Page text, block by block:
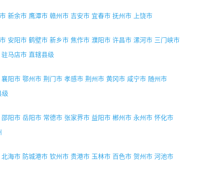
新余市 鹰潭市 赣州市 吉安市 宜春市 抚州市
上饶市
安阳市 鹤壁市 新乡市 焦作市 濮阳市 许昌市 漯河市 三门峡市
驻马店市 直辖县级
襄阳市 鄂州市 荆门市 孝感市 荆州市 黄冈市 咸宁市 随州市
级
邵阳市 岳阳市 常德市 张家界市 益阳市 郴州市 永州市 怀化市
北海市 防城港市 钦州市 贵港市 玉林市 百色市 贺州市 河池市